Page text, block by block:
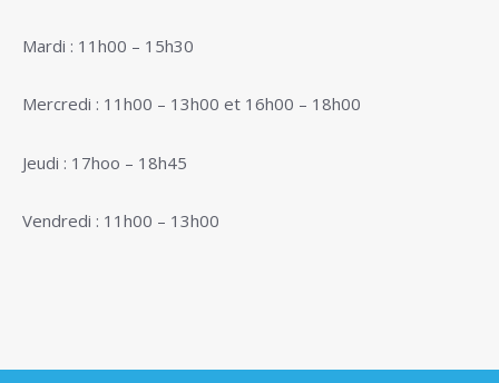
Mardi : 11h00 – 15h30
Mercredi : 11h00 – 13h00 et 16h00 – 18h00
Jeudi : 17hoo – 18h45
Vendredi : 11h00 – 13h00